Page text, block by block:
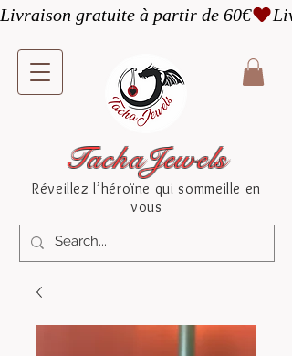
TachaJewels
Réveillez l’héroïne qui sommeille en
vous
Livraison gratuite à partir de 60€